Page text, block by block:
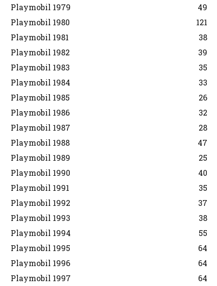
Playmobil 1979
49
Playmobil 1980
121
Playmobil 1981
38
Playmobil 1982
39
Playmobil 1983
35
Playmobil 1984
33
Playmobil 1985
26
Playmobil 1986
32
Playmobil 1987
28
Playmobil 1988
47
Playmobil 1989
25
Playmobil 1990
40
Playmobil 1991
35
Playmobil 1992
37
Playmobil 1993
38
Playmobil 1994
55
Playmobil 1995
64
Playmobil 1996
64
Playmobil 1997
64